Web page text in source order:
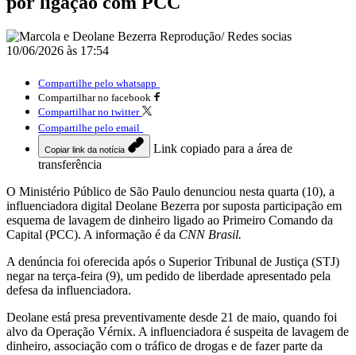
10/06/2026 às 17:54
Compartilhe pelo whatsapp
Compartilhar no facebook
Compartilhar no twitter
Compartilhe pelo email
Copiar link da notícia
Link copiado para a área de
transferência
O Ministério Público de São Paulo denunciou nesta quarta (10), a
influenciadora digital Deolane Bezerra por suposta participação em
esquema de lavagem de dinheiro ligado ao Primeiro Comando da
Capital (PCC). A informação é da CNN Brasil.
A denúncia foi oferecida após o Superior Tribunal de Justiça (STJ)
negar na terça-feira (9), um pedido de liberdade apresentado pela
defesa da influenciadora.
Deolane está presa preventivamente desde 21 de maio, quando foi
alvo da Operação Vérnix. A influenciadora é suspeita de lavagem de
dinheiro, associação com o tráfico de drogas e de fazer parte da